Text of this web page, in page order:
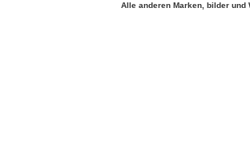
Alle anderen Marken, bilder und